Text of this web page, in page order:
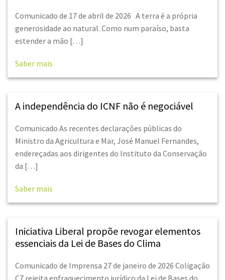
Comunicado de 17 de abril de 2026 A terra é a própria
generosidade ao natural. Como num paraíso, basta
estender a mão […]
Saber mais
A independência do ICNF não é negociável
Comunicado As recentes declarações públicas do
Ministro da Agricultura e Mar, José Manuel Fernandes,
endereçadas aos dirigentes do Instituto da Conservação
da […]
Saber mais
Iniciativa Liberal propõe revogar elementos
essenciais da Lei de Bases do Clima
Comunicado de Imprensa 27 de janeiro de 2026 Coligação
C7 rejeita enfraquecimento jurídico da Lei de Bases do